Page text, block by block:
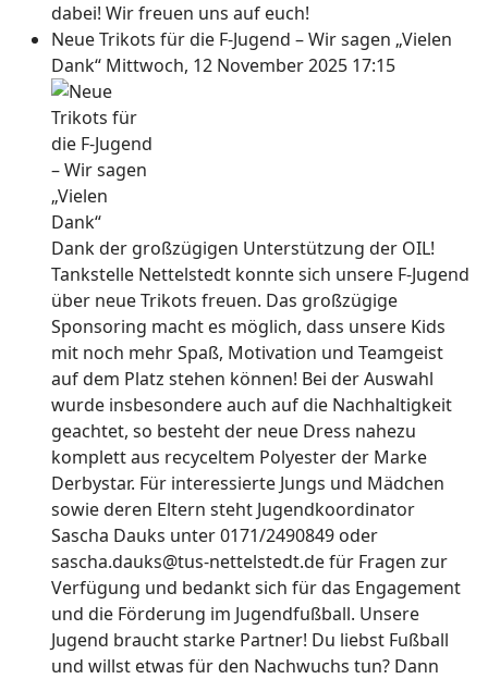
dabei! Wir freuen uns auf euch!
Neue Trikots für die F-Jugend – Wir sagen „Vielen
Dank“ Mittwoch, 12 November 2025 17:15
Dank der großzügigen Unterstützung der OIL!
Tankstelle Nettelstedt konnte sich unsere F-Jugend
über neue Trikots freuen. Das großzügige
Sponsoring macht es möglich, dass unsere Kids
mit noch mehr Spaß, Motivation und Teamgeist
auf dem Platz stehen können! Bei der Auswahl
wurde insbesondere auch auf die Nachhaltigkeit
geachtet, so besteht der neue Dress nahezu
komplett aus recyceltem Polyester der Marke
Derbystar. Für interessierte Jungs und Mädchen
sowie deren Eltern steht Jugendkoordinator
Sascha Dauks unter 0171/2490849 oder
sascha.dauks@tus-nettelstedt.de für Fragen zur
Verfügung und bedankt sich für das Engagement
und die Förderung im Jugendfußball. Unsere
Jugend braucht starke Partner! Du liebst Fußball
und willst etwas für den Nachwuchs tun? Dann